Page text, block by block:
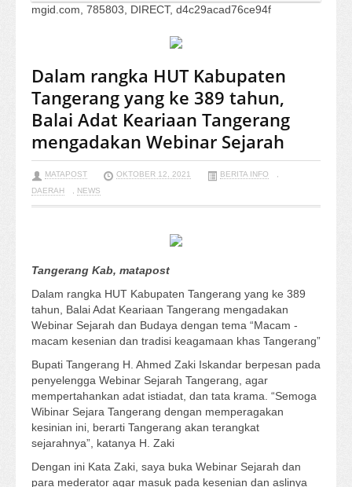
mgid.com, 785803, DIRECT, d4c29acad76ce94f
Dalam rangka HUT Kabupaten
Tangerang yang ke 389 tahun,
Balai Adat Keariaan Tangerang
mengadakan Webinar Sejarah
MATAPOST OKTOBER 12, 2021 BERITA INFO
,
DAERAH
, NEWS
Tangerang Kab, matapost
Dalam rangka HUT Kabupaten Tangerang yang ke 389
tahun, Balai Adat Keariaan Tangerang mengadakan
Webinar Sejarah dan Budaya dengan tema “Macam -
macam kesenian dan tradisi keagamaan khas Tangerang”
Bupati Tangerang H. Ahmed Zaki Iskandar berpesan pada
penyelengga Webinar Sejarah Tangerang, agar
mempertahankan adat istiadat, dan tata krama. “Semoga
Wibinar Sejara Tangerang dengan memperagakan
kesinian ini, berarti Tangerang akan terangkat
sejarahnya”, katanya H. Zaki
Dengan ini Kata Zaki, saya buka Webinar Sejarah dan
para mederator agar masuk pada kesenian dan aslinya